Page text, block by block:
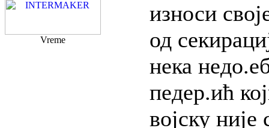
Vreme
износи
од
нека
педер.ић
војску